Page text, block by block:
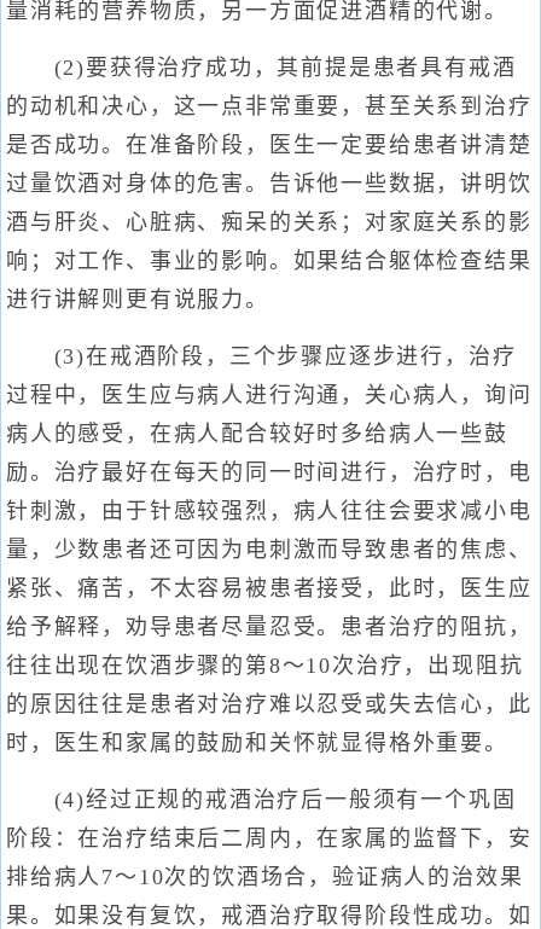
量消耗的营养物质，另一方面促进酒精的代谢。
(2)要获得治疗成功，其前提是患者具有戒酒
的动机和决心，这一点非常重要，甚至关系到治疗
是否成功。在准备阶段，医生一定要给患者讲清楚
过量饮酒对身体的危害。告诉他一些数据，讲明饮
酒与肝炎、心脏病、痴呆的关系；对家庭关系的影
响；对工作、事业的影响。如果结合躯体检查结果
进行讲解则更有说服力。
(3)在戒酒阶段，三个步骤应逐步进行，治疗
过程中，医生应与病人进行沟通，关心病人，询问
病人的感受，在病人配合较好时多给病人一些鼓
励。治疗最好在每天的同一时间进行，治疗时，电
针刺激，由于针感较强烈，病人往往会要求减小电
量，少数患者还可因为电刺激而导致患者的焦虑、
紧张、痛苦，不太容易被患者接受，此时，医生应
给予解释，劝导患者尽量忍受。患者治疗的阻抗，
往往出现在饮酒步骤的第8～10次治疗，出现阻抗
的原因往往是患者对治疗难以忍受或失去信心，此
时，医生和家属的鼓励和关怀就显得格外重要。
(4)经过正规的戒酒治疗后一般须有一个巩固
阶段：在治疗结束后二周内，在家属的监督下，安
排给病人7～10次的饮酒场合，验证病人的治效果
果。如果没有复饮，戒酒治疗取得阶段性成功。如